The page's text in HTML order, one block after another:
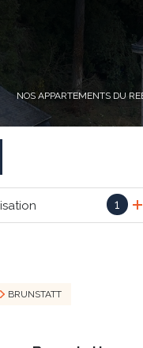
NOS APPARTEMENTS DU
1
BRUNSTATT